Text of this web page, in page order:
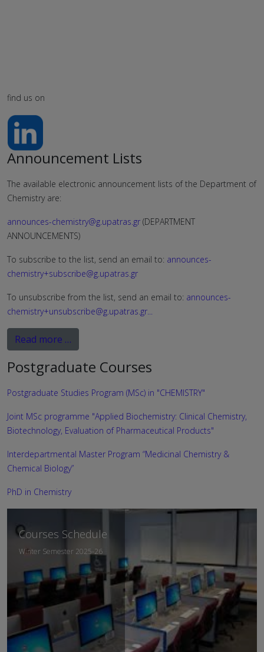
find us on
Announcement Lists
The available electronic announcement lists of the Department of
Chemistry are:
announces-chemistry@g.upatras.gr (DEPARTMENT
ANNOUNCEMENTS)
To subscribe to the list, send an email to: announces-
chemistry+subscribe@g.upatras.gr
To unsubscribe from the list, send an email to: announces-
chemistry+unsubscribe@g.upatras.gr...
Read more …
Postgraduate Courses
Postgraduate Studies Program (MSc) in "CHEMISTRY"
Joint MSc programme "Applied Biochemistry: Clinical Chemistry,
Biotechnology, Evaluation of Pharmaceutical Products"
Interdepartmental Master Program “Medicinal Chemistry &
Chemical Biology”
PhD in Chemistry
Courses Schedule
Winter Semester 2025-26